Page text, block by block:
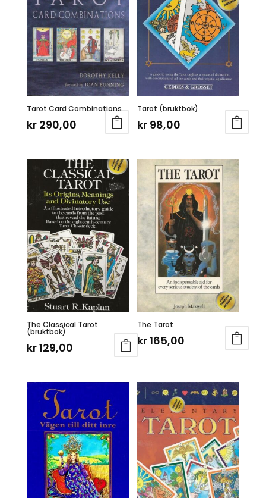
Tarot Card Combinations
kr290,00
Tarot (bruktbok)
kr 98,00
The Classical Tarot
(bruktbok)
kr129,00
The Tarot
kr165,00